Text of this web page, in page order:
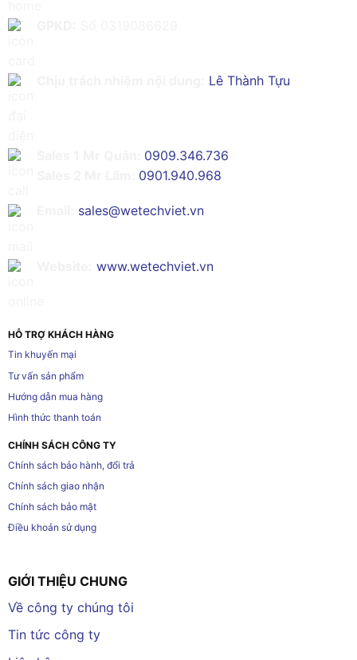
Lê Thành Tựu
0909.346.736
0901.940.968
sales@wetechviet.vn
www.wetechviet.vn
HỖ TRỢ KHÁCH HÀNG
Tin khuyến mại
Tư vấn sản phẩm
Hướng dẫn mua hàng
Hình thức thanh toán
CHÍNH SÁCH CÔNG TY
Chính sách bảo hành, đổi trả
Chính sách giao nhận
Chính sách bảo mật
Điều khoản sử dụng
GIỚI THIỆU CHUNG
Về công ty chúng tôi
Tin tức công ty